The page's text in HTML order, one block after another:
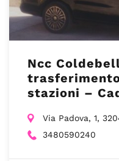
Ncc
stazioni –
Via Padova, 1,
3480590240